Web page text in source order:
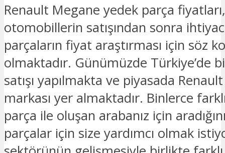
Renault Megane yedek parça fiyatları,
otomobillerin satışından sonra
parçaların fiyat araştırması için söz
olmaktadır. Günümüzde Türkiye’de
satışı yapılmakta ve piyasada
markası yer almaktadır. Binlerce
parça ile oluşan arabanız için
parçalar için size yardımcı olmak